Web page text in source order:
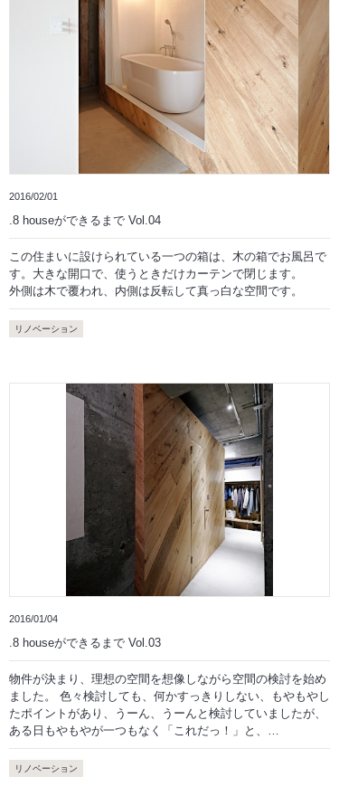
2016/02/01
.8 houseができるまで Vol.04
この住まいに設けられている一つの箱は、木の箱でお風呂で
す。大きな開口で、使うときだけカーテンで閉じます。
外側は木で覆われ、内側は反転して真っ白な空間です。
リノベーション
2016/01/04
.8 houseができるまで Vol.03
物件が決まり、理想の空間を想像しながら空間の検討を始め
ました。 色々検討しても、何かすっきりしない、もやもやし
たポイントがあり、うーん、うーんと検討していましたが、
ある日もやもやが一つもなく「これだっ！」と、…
リノベーション